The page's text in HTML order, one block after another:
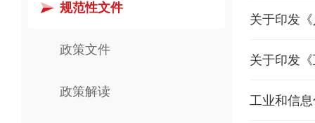
规范性文件
政策文件
政策解读
关于印发
关于印发
工业和信